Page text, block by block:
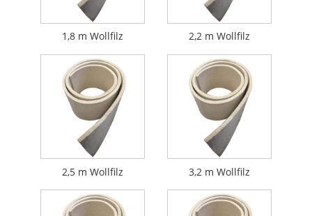
1,8 m Wollfilz 2,2 m Wollfilz
2,5 m Wollfilz 3,2 m Wollfilz